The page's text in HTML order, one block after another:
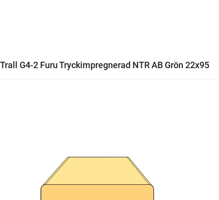
Trall G4-2 Furu Tryckimpregnerad NTR AB Grön 22x95